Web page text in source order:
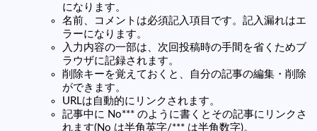
になります。
名前、コメントは必須記入項目です。記入漏れはエ
ラーになります。
入力内容の一部は、次回投稿時の手間を省くためブ
ラウザに記録されます。
削除キーを覚えておくと、自分の記事の編集・削除
ができます。
URLは自動的にリンクされます。
記事中に No*** のように書くとその記事にリンクさ
れます(No は半角英字/*** は半角数字)。